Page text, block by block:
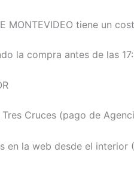
MONTEVIDEO tiene un
la compra antes de las
Cruces (pago de
en la web desde el interior (